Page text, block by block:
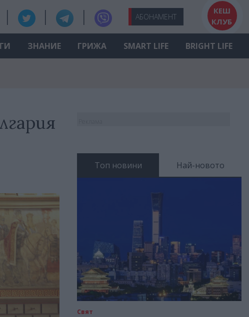
АБОНАМЕНТ
КЕШ
КЛУБ
ЗНАНИЕ ГРИЖА SMART LIFE BRIGHT LIFE
Топ новини Най-новото
Свят